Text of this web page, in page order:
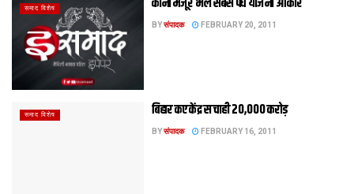
समाद विशेष
BYसंपादक FEBRUARY 20, 2011
समाद विशेष बिहार कए केंद्र स चाही 20,000 करोड़
BYसंपादक FEBRUARY 16, 2011